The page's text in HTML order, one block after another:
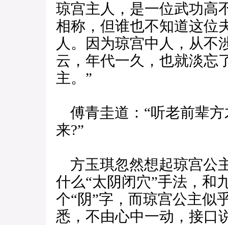
琼宫主人，是一位武功高
相称，但谁也不知道这位
人。因为琼宫中人，从不
云，年代一久，也就淡忘
主。”
傅青圭道：“听老前辈
来?”
方玉琪忽然想起琼宫公
什么“太阴闭穴”手法，和
个“阴”字，而琼宫公主似
悉，不由心中一动，接口